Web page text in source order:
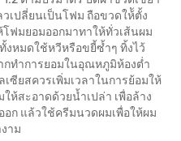
วเปลี่ยนเป็นโฟม ถือขวดให้ัตั้ง
โฟมยอมออกมาทาให้ทั่วเส้นผม
งหมดใช้หวีหรือขยี้ซ้ำๆ ทิ้งไว้
กทำการยอมในอุณหภูมิห้องต่ำ
เซียสควรเพิ่มเวลาในการย้อมให้
ให้สะอาดด้วยน้ำเปล่า เพื่อล้าง
อก แล้วใช้ครีมนวดผมเพื่อให้ผม
าม